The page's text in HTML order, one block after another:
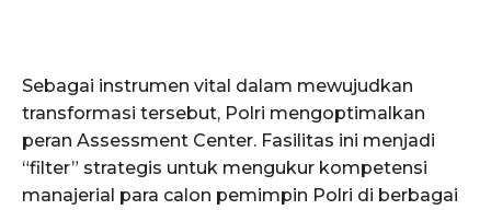
Sebagai instrumen vital dalam mewujudkan
transformasi tersebut, Polri mengoptimalkan
peran Assessment Center. Fasilitas ini menjadi
“filter” strategis untuk mengukur kompetensi
manajerial para calon pemimpin Polri di berbagai